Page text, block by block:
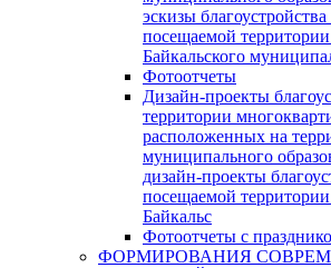
эскизы
посещаемой
Байкальского
Фотоотчеты
Дизайн-проекты
территории
расположенных на
муниципального
дизайн-проекты
посещаемой
Байкальс
Фотоотчеты с
ФОРМИРОВАНИЯ